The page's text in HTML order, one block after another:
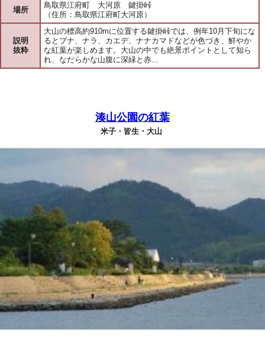
場所
鳥取県江府町 大河原 鍵掛峠
（住所：鳥取県江府町大河原）
説明
抜粋
大山の標高約910mに位置する鍵掛峠では、例年10月下旬にな
るとブナ、ナラ、カエデ、ナナカマドなどが色づき、鮮やか
な紅葉が楽しめます。大山の中でも絶景ポイントとして知ら
れ、なだらかな山腹に深緑と赤…
湊山公園の紅葉
米子・皆生・大山